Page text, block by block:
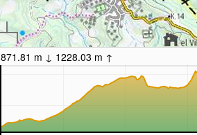
871.81 m ↓ 1228.03 m ↑